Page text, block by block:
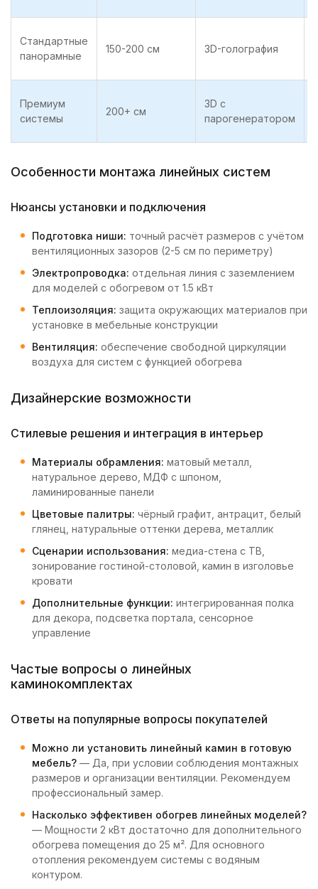
Стандартные
панорамные
150-200 см 3D-голография
Премиум
системы
200+ см
3D с
парогенератором
Особенности монтажа линейных систем
Нюансы установки и подключения
Подготовка ниши: точный расчёт размеров с учётом
вентиляционных зазоров (2-5 см по периметру)
Электропроводка: отдельная линия с заземлением
для моделей с обогревом от 1.5 кВт
Теплоизоляция: защита окружающих материалов при
установке в мебельные конструкции
Вентиляция: обеспечение свободной циркуляции
воздуха для систем с функцией обогрева
Дизайнерские возможности
Стилевые решения и интеграция в интерьер
Материалы обрамления: матовый металл,
натуральное дерево, МДФ с шпоном,
ламинированные панели
Цветовые палитры: чёрный графит, антрацит, белый
глянец, натуральные оттенки дерева, металлик
Сценарии использования: медиа-стена с ТВ,
зонирование гостиной-столовой, камин в изголовье
кровати
Дополнительные функции: интегрированная полка
для декора, подсветка портала, сенсорное
управление
Частые вопросы о линейных
каминокомплектах
Ответы на популярные вопросы покупателей
Можно ли установить линейный камин в готовую
мебель? — Да, при условии соблюдения монтажных
размеров и организации вентиляции. Рекомендуем
профессиональный замер.
Насколько эффективен обогрев линейных моделей?
— Мощности 2 кВт достаточно для дополнительного
обогрева помещения до 25 м². Для основного
отопления рекомендуем системы с водяным
контуром.